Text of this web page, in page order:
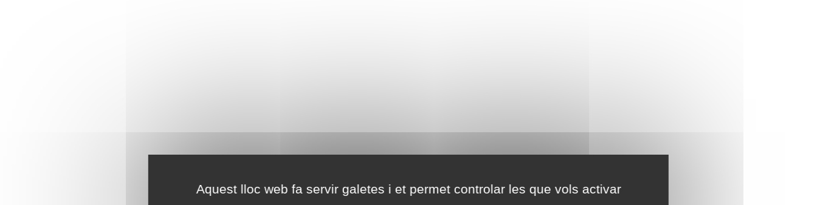
Aquest lloc web fa servir galetes i et permet controlar les que vols activar